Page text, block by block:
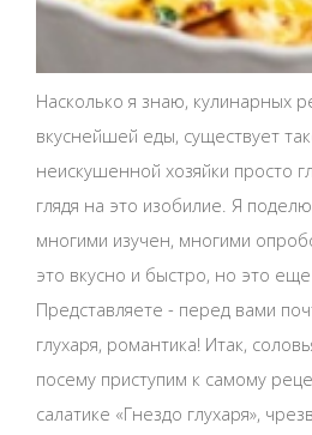
Насколько я знаю, кулинарных
вкуснейшей еды, существует
неискушенной хозяйки просто
глядя на это изобилие. Я
многими изучен, многими
это вкусно и быстро, но это
Представляете - перед вами
глухаря, романтика! Итак,
посему приступим к самому
салатике «Гнездо глухаря»,